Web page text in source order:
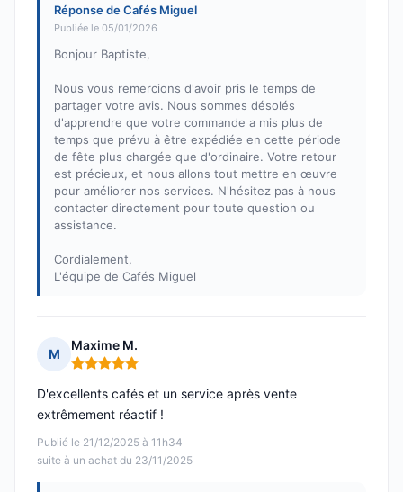
Réponse de Cafés Miguel
Publiée le 05/01/2026
Bonjour Baptiste,
Nous vous remercions d'avoir pris le temps de
partager votre avis. Nous sommes désolés
d'apprendre que votre commande a mis plus de
temps que prévu à être expédiée en cette période
de fête plus chargée que d'ordinaire. Votre retour
est précieux, et nous allons tout mettre en œuvre
pour améliorer nos services. N'hésitez pas à nous
contacter directement pour toute question ou
assistance.
Cordialement,
L'équipe de Cafés Miguel
M
Maxime M.
Note : 5 sur 5
Publié le 21/12/2025 à 11h34
suite à un achat du 23/11/2025
D'excellents cafés et un service après vente
extrêmement réactif !